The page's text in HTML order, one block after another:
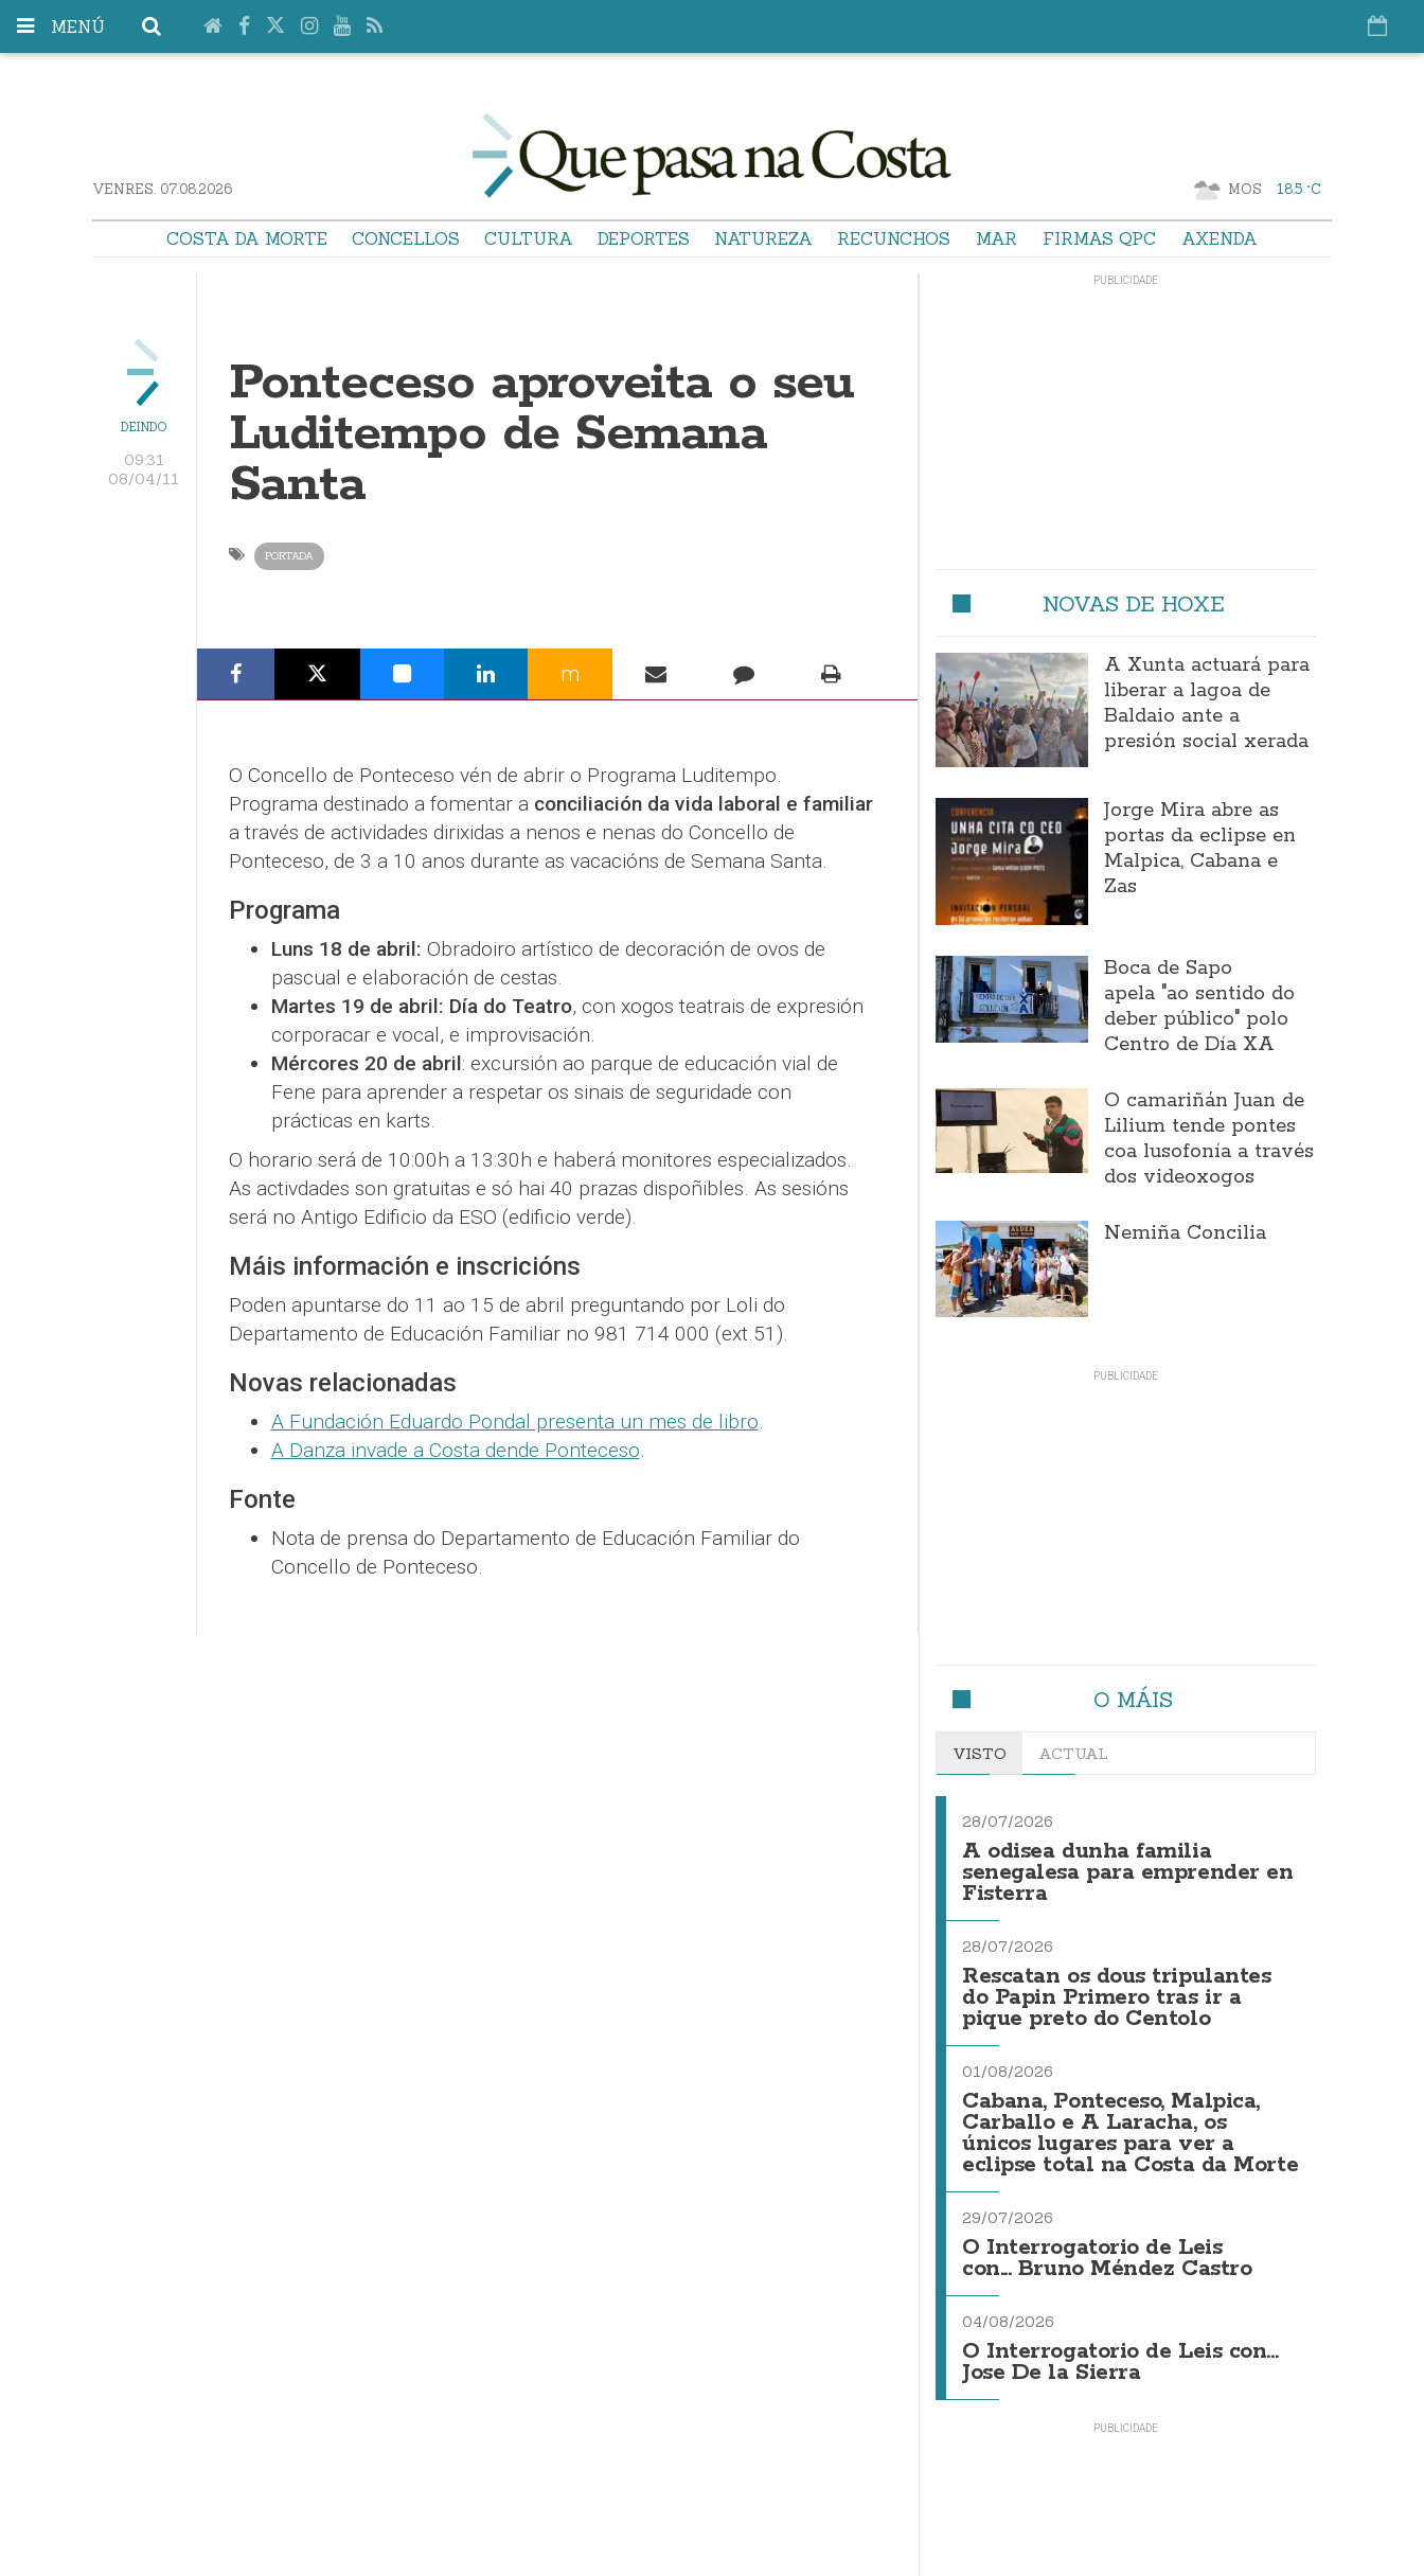
MENÚ
VENRES. 07.08.2026 MOS 18.5 °C
COSTA DA MORTE CONCELLOS CULTURA DEPORTES NATUREZA RECUNCHOS MAR FIRMAS QPC AXENDA
DEINDO
09:31
08/04/11
Ponteceso aproveita o seu
Luditempo de Semana
Santa
PORTADA
m
O Concello de Ponteceso vén de abrir o Programa Luditempo.
Programa destinado a fomentar a conciliación da vida laboral e familiar
a través de actividades dirixidas a nenos e nenas do Concello de
Ponteceso, de 3 a 10 anos durante as vacacións de Semana Santa.
Programa
Luns 18 de abril: Obradoiro artístico de decoración de ovos de
pascual e elaboración de cestas.
Martes 19 de abril: Día do Teatro, con xogos teatrais de expresión
corporacar e vocal, e improvisación.
Mércores 20 de abril: excursión ao parque de educación vial de
Fene para aprender a respetar os sinais de seguridade con
prácticas en karts.
O horario será de 10:00h a 13:30h e haberá monitores especializados.
As activdades son gratuitas e só hai 40 prazas dispoñibles. As sesións
será no Antigo Edificio da ESO (edificio verde).
Máis información e inscricións
Poden apuntarse do 11 ao 15 de abril preguntando por Loli do
Departamento de Educación Familiar no 981 714 000 (ext.51).
Novas relacionadas
A Fundación Eduardo Pondal presenta un mes de libro.
A Danza invade a Costa dende Ponteceso.
Fonte
Nota de prensa do Departamento de Educación Familiar do
Concello de Ponteceso.
NOVAS DE HOXE
A Xunta actuará para
liberar a lagoa de
Baldaio ante a
presión social xerada
Jorge Mira abre as
portas da eclipse en
Malpica, Cabana e
Zas
Boca de Sapo
apela "ao sentido do
deber público" polo
Centro de Día XA
O camariñán Juan de
Lilium tende pontes
coa lusofonía a través
dos videoxogos
Nemiña Concilia
O MÁIS
VISTO ACTUAL
28/07/2026
A odisea dunha familia
senegalesa para emprender en
Fisterra
28/07/2026
Rescatan os dous tripulantes
do Papin Primero tras ir a
pique preto do Centolo
01/08/2026
Cabana, Ponteceso, Malpica,
Carballo e A Laracha, os
únicos lugares para ver a
eclipse total na Costa da Morte
29/07/2026
O Interrogatorio de Leis
con... Bruno Méndez Castro
04/08/2026
O Interrogatorio de Leis con...
Jose De la Sierra